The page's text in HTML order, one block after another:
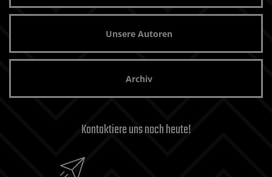
Unsere Autoren
Archiv
Kontaktiere uns noch heute!